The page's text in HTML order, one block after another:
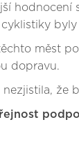
měst
dopravu.
že